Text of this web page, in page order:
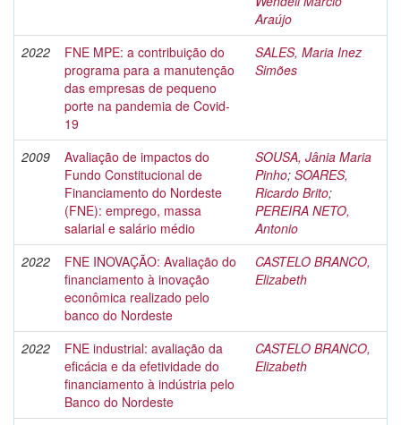
Araújo
2022
FNE MPE: a contribuição do
programa para a manutenção
das empresas de pequeno
porte na pandemia de Covid-
19
SALES, Maria Inez
Simões
2009
Avaliação de impactos do
Fundo Constitucional de
Financiamento do Nordeste
(FNE): emprego, massa
salarial e salário médio
SOUSA, Jânia Maria
Pinho; SOARES,
Ricardo Brito;
PEREIRA NETO,
Antonio
2022
FNE INOVAÇÃO: Avaliação do
financiamento à inovação
econômica realizado pelo
banco do Nordeste
CASTELO BRANCO,
Elizabeth
2022
FNE industrial: avaliação da
eficácia e da efetividade do
financiamento à indústria pelo
Banco do Nordeste
CASTELO BRANCO,
Elizabeth